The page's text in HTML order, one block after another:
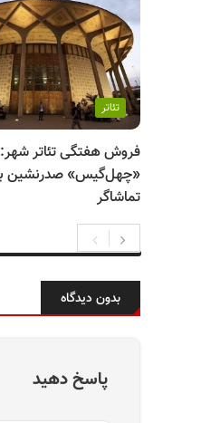
تئاتر
فروش هفتگی تئاتر شهر:
تماشاگر
بدون دیدگاه
پاسخ دهید